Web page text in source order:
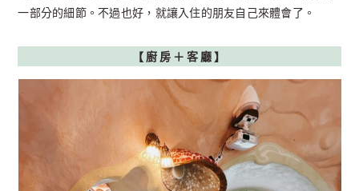
一部分的細節。不過也好，就讓入住的朋友自己來體會了。
【 廚房＋客廳】